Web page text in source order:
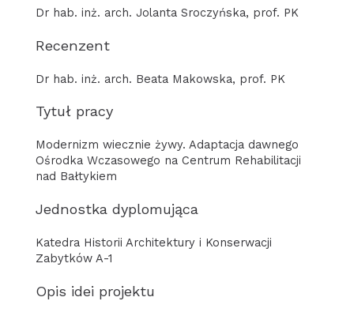
Dr hab. inż. arch. Jolanta Sroczyńska, prof. PK
Recenzent
Dr hab. inż. arch. Beata Makowska, prof. PK
Tytuł pracy
Modernizm wiecznie żywy. Adaptacja dawnego
Ośrodka Wczasowego na Centrum Rehabilitacji
nad Bałtykiem
Jednostka dyplomująca
Katedra Historii Architektury i Konserwacji
Zabytków A-1
Opis idei projektu